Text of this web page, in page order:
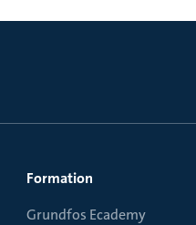
Formation
Grundfos Ecademy